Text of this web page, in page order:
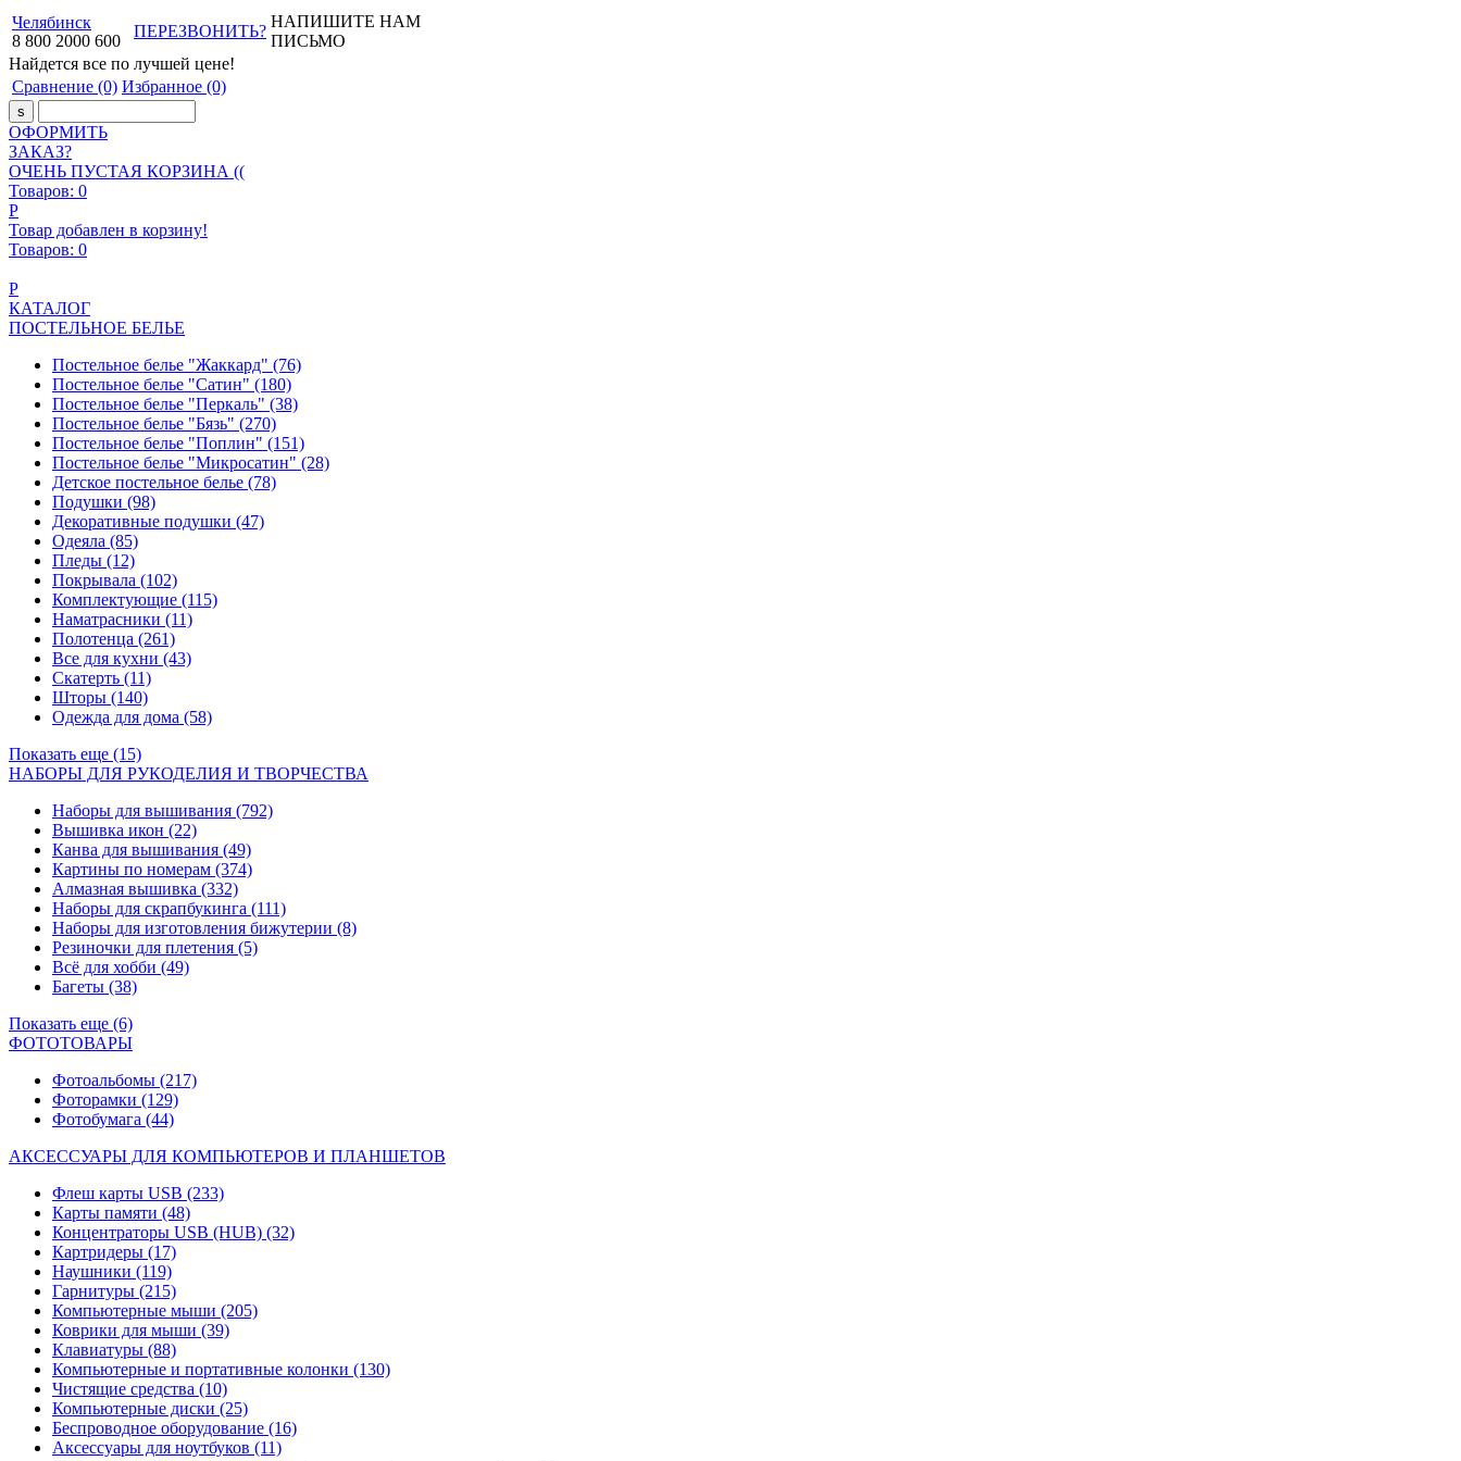
Челябинск
8 800 2000 600
ПЕРЕЗВОНИТЬ?
НАПИШИТЕ НАМ
ПИСЬМО
Найдется все по лучшей цене!
Сравнение (0) Избранное (0)
ОФОРМИТЬ
ЗАКАЗ?
ОЧЕНЬ ПУСТАЯ КОРЗИНА ((
Товаров: 0
Р
Товар добавлен в корзину!
Товаров: 0
Р
КАТАЛОГ
ПОСТЕЛЬНОЕ БЕЛЬЕ
Постельное белье "Жаккард" (76)
Постельное белье "Сатин" (180)
Постельное белье "Перкаль" (38)
Постельное белье "Бязь" (270)
Постельное белье "Поплин" (151)
Постельное белье "Микросатин" (28)
Детское постельное белье (78)
Подушки (98)
Декоративные подушки (47)
Одеяла (85)
Пледы (12)
Покрывала (102)
Комплектующие (115)
Наматрасники (11)
Полотенца (261)
Все для кухни (43)
Скатерть (11)
Шторы (140)
Одежда для дома (58)
Показать еще (15)
НАБОРЫ ДЛЯ РУКОДЕЛИЯ И ТВОРЧЕСТВА
Наборы для вышивания (792)
Вышивка икон (22)
Канва для вышивания (49)
Картины по номерам (374)
Алмазная вышивка (332)
Наборы для скрапбукинга (111)
Наборы для изготовления бижутерии (8)
Резиночки для плетения (5)
Всё для хобби (49)
Багеты (38)
Показать еще (6)
ФОТОТОВАРЫ
Фотоальбомы (217)
Фоторамки (129)
Фотобумага (44)
АКСЕССУАРЫ ДЛЯ КОМПЬЮТЕРОВ И ПЛАНШЕТОВ
Флеш карты USB (233)
Карты памяти (48)
Концентраторы USB (HUB) (32)
Картридеры (17)
Наушники (119)
Гарнитуры (215)
Компьютерные мыши (205)
Коврики для мыши (39)
Клавиатуры (88)
Компьютерные и портативные колонки (130)
Чистящие средства (10)
Компьютерные диски (25)
Беспроводное оборудование (16)
Аксессуары для ноутбуков (11)